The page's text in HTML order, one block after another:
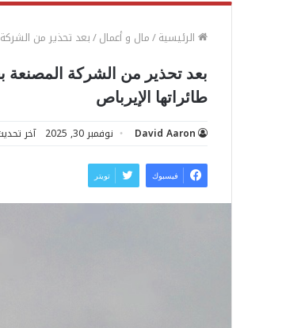
الرئيسية/مال و أعمال/بعد تحذير من
بعد تحذير من الشركة المصنعة
طائراتها الإيرباص
David Aaron نوفمبر 30, 2025 آخر تحديث:
فيسبوك تويتر